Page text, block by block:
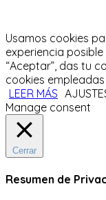
Usamos cookies
experiencia
“Aceptar”, das tu
cookies
LEER MÁS
Manage consent
Cerrar
Resumen de